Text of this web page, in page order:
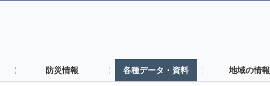
防災情報 各種データ・資料 地域の情報